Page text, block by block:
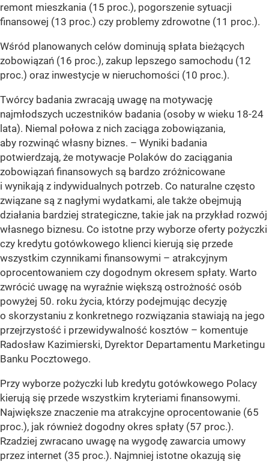
remont mieszkania (15 proc.), pogorszenie sytuacji
finansowej (13 proc.) czy problemy zdrowotne (11 proc.).
Wśród planowanych celów dominują spłata bieżących
zobowiązań (16 proc.), zakup lepszego samochodu (12
proc.) oraz inwestycje w nieruchomości (10 proc.).
Twórcy badania zwracają uwagę na motywację
najmłodszych uczestników badania (osoby w wieku 18-24
lata). Niemal połowa z nich zaciąga zobowiązania,
aby rozwinąć własny biznes. – Wyniki badania
potwierdzają, że motywacje Polaków do zaciągania
zobowiązań finansowych są bardzo zróżnicowane
i wynikają z indywidualnych potrzeb. Co naturalne często
związane są z nagłymi wydatkami, ale także obejmują
działania bardziej strategiczne, takie jak na przykład rozwój
własnego biznesu. Co istotne przy wyborze oferty pożyczki
czy kredytu gotówkowego klienci kierują się przede
wszystkim czynnikami finansowymi – atrakcyjnym
oprocentowaniem czy dogodnym okresem spłaty. Warto
zwrócić uwagę na wyraźnie większą ostrożność osób
powyżej 50. roku życia, którzy podejmując decyzję
o skorzystaniu z konkretnego rozwiązania stawiają na jego
przejrzystość i przewidywalność kosztów – komentuje
Radosław Kazimierski, Dyrektor Departamentu Marketingu
Banku Pocztowego.
Przy wyborze pożyczki lub kredytu gotówkowego Polacy
kierują się przede wszystkim kryteriami finansowymi.
Największe znaczenie ma atrakcyjne oprocentowanie (65
proc.), jak również dogodny okres spłaty (57 proc.).
Rzadziej zwracano uwagę na wygodę zawarcia umowy
przez internet (35 proc.). Najmniej istotne okazują się